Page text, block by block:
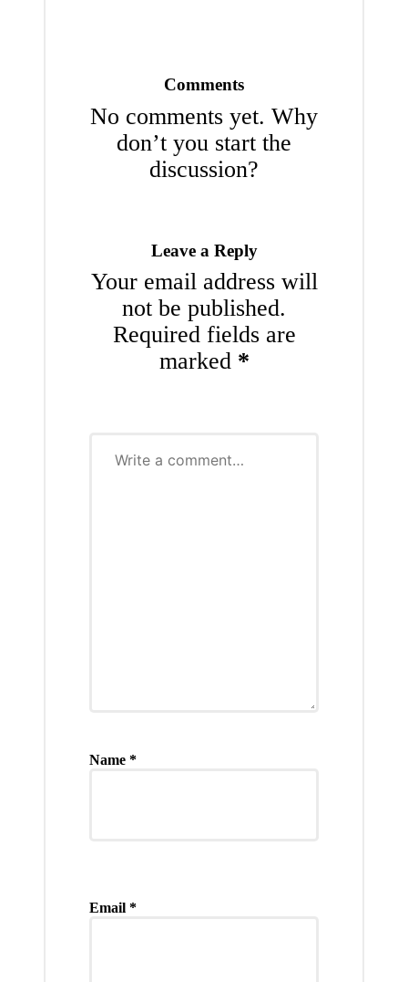
Comments
No comments yet. Why
don’t you start the
discussion?
Leave a Reply
Your email address will
not be published.
Required fields are
marked *
Name *
Email *